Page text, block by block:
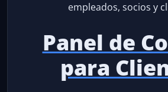
empleados, socios y
Panel de
para